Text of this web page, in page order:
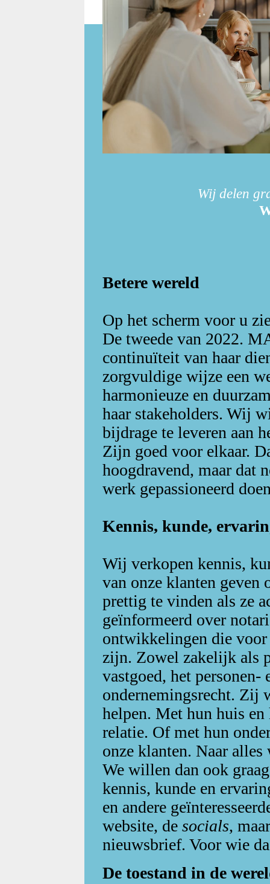
Wij delen
Betere wereld
Op het scherm voor u
De tweede van 2022.
continuïteit van haar
zorgvuldige wijze een
harmonieuze en
haar stakeholders. Wij
bijdrage te leveren aan
Zijn goed voor elkaar.
hoogdravend, maar dat
werk gepassioneerd
Kennis, kunde,
Wij verkopen kennis,
van onze klanten geven
prettig te vinden als ze
geïnformeerd over
ontwikkelingen die voor
zijn. Zowel zakelijk als
vastgoed, het
ondernemingsrecht. Zij
helpen. Met hun huis
relatie. Of met hun
onze klanten. Naar alles
We willen dan ook
kennis, kunde en
en andere
website, de socials,
nieuwsbrief. Voor wie
De toestand in de